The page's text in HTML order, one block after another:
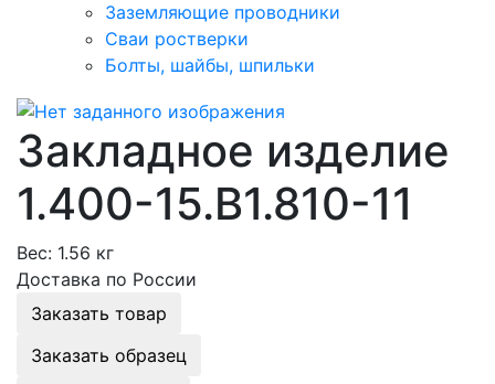
Заземляющие проводники
Сваи ростверки
Болты, шайбы, шпильки
Закладное изделие
1.400-15.В1.810-11
Вес: 1.56 кг
Доставка по России
Заказать товар
Заказать образец